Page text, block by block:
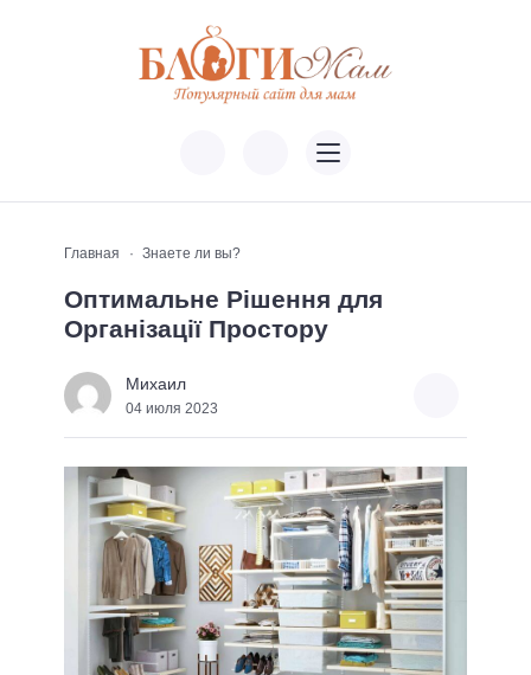
Главная Знаете ли вы?
Оптимальне Рішення для
Організації Простору
Михаил
04 июля 2023